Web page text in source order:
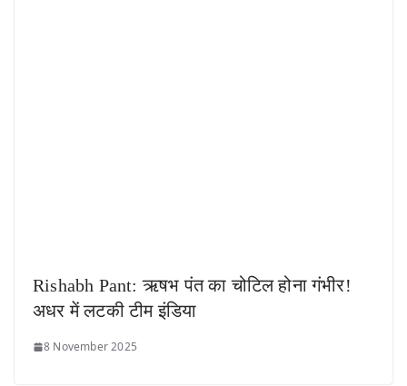
Rishabh Pant: ऋषभ पंत का चोटिल होना गंभीर!
अधर में लटकी टीम इंडिया
8 November 2025